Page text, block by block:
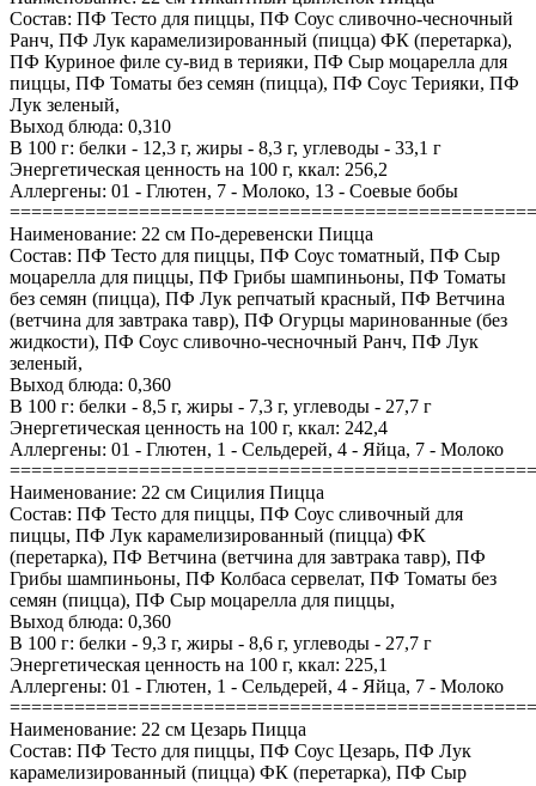
Состав: ПФ Тесто для пиццы, ПФ Соус сливочно-чесночный
Ранч, ПФ Лук карамелизированный (пицца) ФК (перетарка),
ПФ Куриное филе су-вид в терияки, ПФ Сыр моцарелла для
пиццы, ПФ Томаты без семян (пицца), ПФ Соус Терияки, ПФ
Лук зеленый,
Выход блюда: 0,310
В 100 г: белки - 12,3 г, жиры - 8,3 г, углеводы - 33,1 г
Энергетическая ценность на 100 г, ккал: 256,2
Аллергены: 01 - Глютен, 7 - Молоко, 13 - Соевые бобы
Наименование: 22 см По-деревенски Пицца
Состав: ПФ Тесто для пиццы, ПФ Соус томатный, ПФ Сыр
моцарелла для пиццы, ПФ Грибы шампиньоны, ПФ Томаты
без семян (пицца), ПФ Лук репчатый красный, ПФ Ветчина
(ветчина для завтрака тавр), ПФ Огурцы маринованные (без
жидкости), ПФ Соус сливочно-чесночный Ранч, ПФ Лук
зеленый,
Выход блюда: 0,360
В 100 г: белки - 8,5 г, жиры - 7,3 г, углеводы - 27,7 г
Энергетическая ценность на 100 г, ккал: 242,4
Аллергены: 01 - Глютен, 1 - Сельдерей, 4 - Яйца, 7 - Молоко
Наименование: 22 см Сицилия Пицца
Состав: ПФ Тесто для пиццы, ПФ Соус сливочный для
пиццы, ПФ Лук карамелизированный (пицца) ФК
(перетарка), ПФ Ветчина (ветчина для завтрака тавр), ПФ
Грибы шампиньоны, ПФ Колбаса сервелат, ПФ Томаты без
семян (пицца), ПФ Сыр моцарелла для пиццы,
Выход блюда: 0,360
В 100 г: белки - 9,3 г, жиры - 8,6 г, углеводы - 27,7 г
Энергетическая ценность на 100 г, ккал: 225,1
Аллергены: 01 - Глютен, 1 - Сельдерей, 4 - Яйца, 7 - Молоко
Наименование: 22 см Цезарь Пицца
Состав: ПФ Тесто для пиццы, ПФ Соус Цезарь, ПФ Лук
карамелизированный (пицца) ФК (перетарка), ПФ Сыр